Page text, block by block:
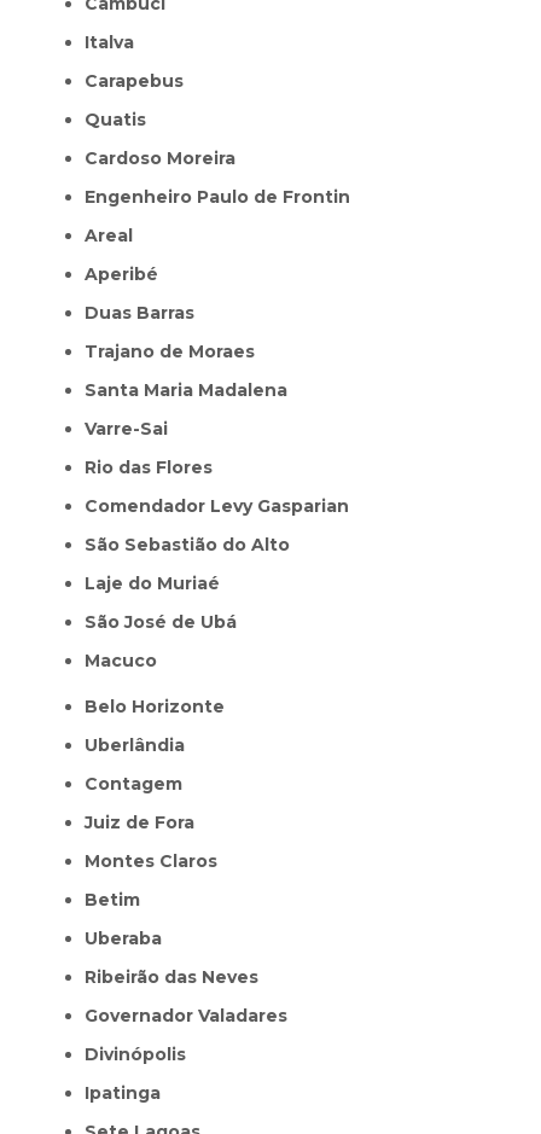
Italva
Carapebus
Quatis
Cardoso Moreira
Engenheiro Paulo de Frontin
Areal
Aperibé
Duas Barras
Trajano de Moraes
Santa Maria Madalena
Varre-Sai
Rio das Flores
Comendador Levy Gasparian
São Sebastião do Alto
Laje do Muriaé
São José de Ubá
Macuco
Belo Horizonte
Uberlândia
Contagem
Juiz de Fora
Montes Claros
Betim
Uberaba
Ribeirão das Neves
Governador Valadares
Divinópolis
Ipatinga